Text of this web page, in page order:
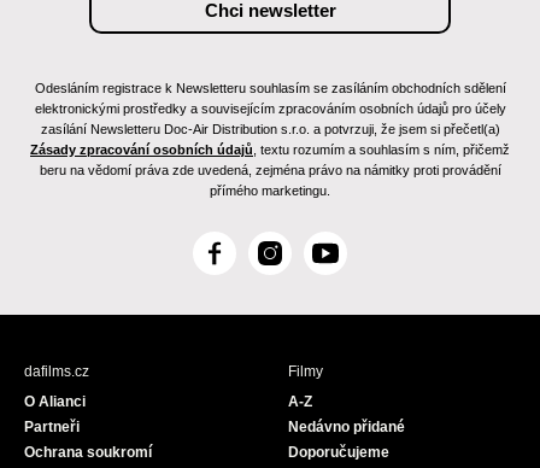
Odesláním registrace k Newsletteru souhlasím se zasíláním obchodních sdělení
elektronickými prostředky a souvisejícím zpracováním osobních údajů pro účely
zasílání Newsletteru Doc-Air Distribution s.r.o. a potvrzuji, že jsem si přečetl(a)
Zásady zpracování osobních údajů , textu rozumím a souhlasím s ním, přičemž
beru na vědomí práva zde uvedená, zejména právo na námitky proti provádění
přímého marketingu.
F
c
I
s
Y
u
dafilms.cz
O Alianci
Partneři
Ochrana soukromí
Filmy
A-Z
Nedávno přidané
Doporučujeme